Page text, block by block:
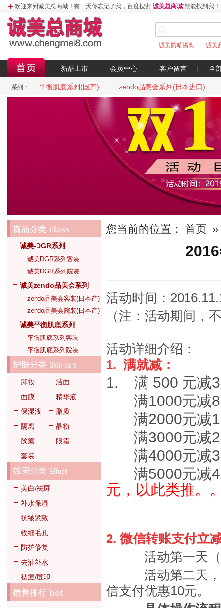
欢迎来到诚美总商城！有一天你忘记了我，百度搜索“诚美总商城”就能找到我！
诚美防晒隔离 诚美
新品上市 会员中心 客户留言 全
系列： 平衡肌底系列(国产) zendo品美会系列(日本进口)
您当前的位置： 首页 »
活动时间：
（注：活动期间，
活动详细介绍：
1. 满就减：
1. 满 500 元减
满1000元减80
满2000元减
满3000元减
满4000元减
满5000元减
元，以此类推。
2. 微信转账支付立
活动第一天（11
活动第二天，第
信支付优惠10元。
诚美-DGR系列
诚美DGR系列客装
诚美DGR系列院装
诚美zendo品美会系列
zendo品美会客装(日本产)
zendo品美会院装(日本产)
诚美平衡肌底系列
平衡肌底系列客装
平衡肌底系列院装
卸妆
洁面
面膜
精华液
保湿液
脂质
隔离
晶粉
胶囊
眼霜
套装
美白/祛斑
补水保湿
抗皱紧致
收细毛孔
防护修复
去油补水
祛痘/痘印